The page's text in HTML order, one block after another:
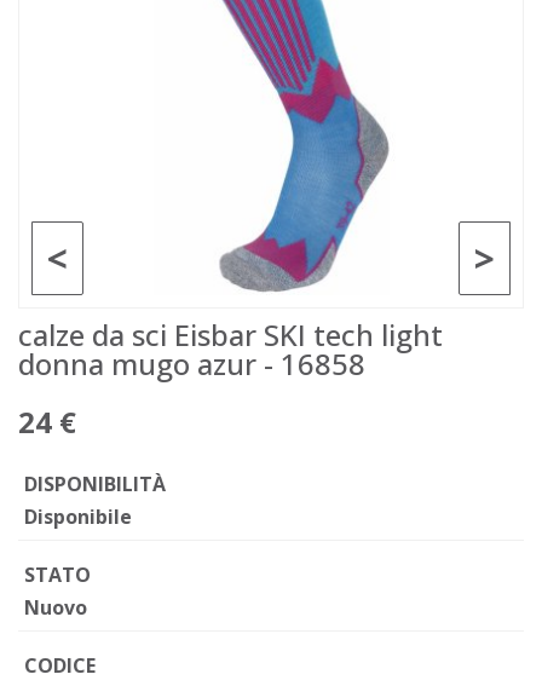
>
<
calze da sci Eisbar SKI tech light
donna mugo azur - 16858
24 €
DISPONIBILITÀ
Disponibile
STATO
Nuovo
CODICE